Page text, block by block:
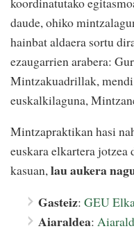
daude, ohiko
hainbat aldaera sortu
ezaugarrien arabera:
Mintzakuadrillak,
euskalkilaguna,
Mintzapraktikan hasi
euskara elkartera
kasuan,lau aukera
Gasteiz: GEU
Aiaraldea: